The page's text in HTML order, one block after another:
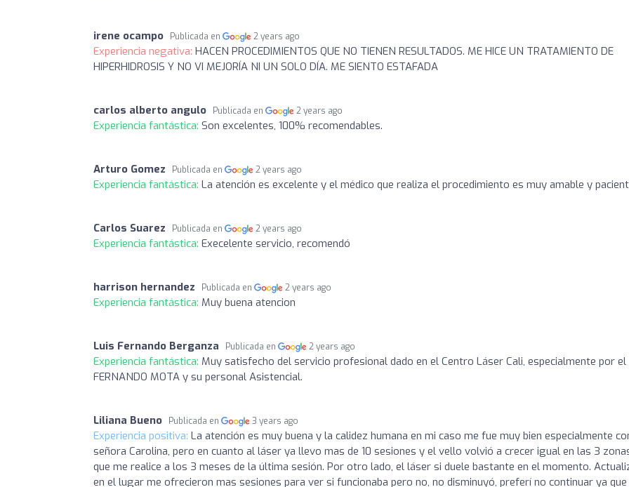
irene ocampo Publicada en 2 years ago
Experiencia negativa: HACEN PROCEDIMIENTOS QUE NO TIENEN RESULTADOS. ME HICE UN TRATAMIENTO DE
HIPERHIDROSIS Y NO VI MEJORÍA NI UN SOLO DÍA. ME SIENTO ESTAFADA
carlos alberto angulo Publicada en 2 years ago
Experiencia fantástica: Son excelentes, 100% recomendables.
Arturo Gomez Publicada en 2 years ago
Experiencia fantástica: La atención es excelente y el médico que realiza el procedimiento es muy amable y
Carlos Suarez Publicada en 2 years ago
Experiencia fantástica: Execelente servicio, recomendó
harrison hernandez Publicada en 2 years ago
Experiencia fantástica: Muy buena atencion
Luis Fernando Berganza Publicada en 2 years ago
Experiencia fantástica: Muy satisfecho del servicio profesional dado en el Centro Láser Cali, especialmente por el
FERNANDO MOTA y su personal Asistencial.
Liliana Bueno Publicada en 3 years ago
Experiencia positiva: La atención es muy buena y la calidez humana en mi caso me fue muy bien especialmente
señora Carolina, pero en cuanto al láser ya llevo mas de 10 sesiones y el vello volvió a crecer igual en las 3
que me realice a los 3 meses de la última sesión. Por otro lado, el láser si duele bastante en el momento.
en el lugar me ofrecieron mas sesiones para ver si funcionaba pero no, no disminuyó, preferí no continuar ya